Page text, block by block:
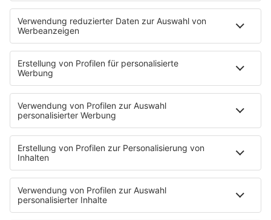
STARTSEITE
SERVICE
Kontakt
Newsletter
Jobs & Praktika
Pressekontakt
Presse & Downloads
Verkehr
Wetter
EMPFANG